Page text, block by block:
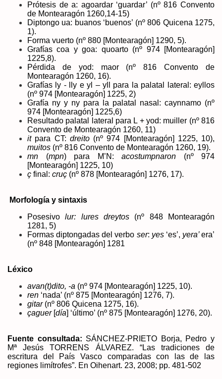
Prótesis de a: agoardar ‘guardar’ (nº 816 Convento
de Montearagón 1260,14-15)
Diptongo ua: buanos ‘buenos’ (nº 806 Quicena 1275,
1).
Forma vuerto (nº 880 [Montearagón] 1290, 5).
Grafías coa y goa: quoarto (nº 974 [Montearagón]
1225,8).
Pérdida de yod: maor (nº 816 Convento de
Montearagón 1260, 16).
Grafías ly - lly e yl – yll para la palatal lateral: eyllos
(nº 974 [Montearagón] 1225, 2)
Grafía ny y ny para la palatal nasal: caynnamo (nº
974 [Montearagón] 1225,6)
Resultado palatal lateral para L + yod: muiller (nº 816
Convento de Montearagón 1260, 11)
it para CT: dreito (nº 974 [Montearagón] 1225, 10),
muitos (nº 816 Convento de Montearagón 1260, 19).
mn (mpn) para M’N: acostumpnaron (nº 974
[Montearagón] 1225, 10)
ç final: cruç (nº 878 [Montearagón] 1276, 17).
Morfología y sintaxis
Posesivolur: lures dreytos (nº 848 Montearagón
1281, 5)
Formas diptongadas del verbo ser: yes ‘es’, yera’era’
(nº 848 [Montearagón] 1281
Léxico
avan(t)dito, -a (nº 974 [Montearagón] 1225, 10).
ren ‘nada’ (nº 875 [Montearagón] 1276, 7).
gitar (nº 806 Quicena 1275, 16).
çaguer [día] ‘último’ (nº 875 [Montearagón] 1276, 20).
Fuente consultada: SÁNCHEZ-PRIETO Borja, Pedro y
Mª JesúsTORRENS ÁLVAREZ. “Las tradiciones de
escritura del País Vasco comparadas con las de las
regiones limítrofes”. En Oihenart. 23, 2008; pp. 481-502